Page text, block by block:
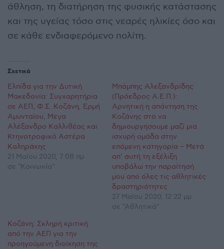
άθληση, τη διατήρηση της φυσικής κατάστασης
και της υγείας τόσο στις νεαρές ηλικίες όσο και
σε κάθε ενδιαφερόμενο πολίτη.
Σχετικά
Ελπίδα για την Δυτική
Μακεδονία: Συγχαρητήρια
σε ΑΕΠ, Φ.Σ. Κοζάνη, Ερμή
Αμυνταίου, Μέγα
Αλέξανδρο Καλλιθέας και
Κτηνοτροφικό Αστέρα
Καληράχης
21 Μαΐου 2020, 7:08 πμ
σε "Κοινωνία"
Μπάμπης Αλεξανδρίδης
(Πρόεδρος Α.Ε.Π.):
Αρνητική η απάντηση της
Κοζάνης στο να
δημιουργήσουμε μαζί μια
ισχυρή ομάδα στην
επόμενη κατηγορία – Μετά
απ’ αυτή τη εξέλιξη
υποβάλω την παραίτησή
μου από όλες τις αθλητικές
δραστηριότητες
27 Μαΐου 2020, 12:22 μμ
σε "Αθλητικά"
Κοζάνη: Σκληρή κριτική
από την ΑΕΠ για την
προηγούμενη διοίκηση της